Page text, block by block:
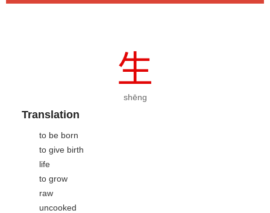
生
shēng
Translation
to be born
to give birth
life
to grow
raw
uncooked